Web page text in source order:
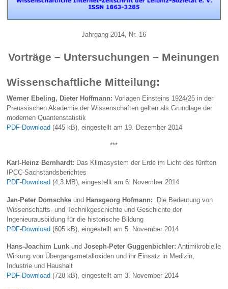
Jahrgang 2014, Nr. 16
Vorträge – Untersuchungen – Meinungen
Wissenschaftliche Mitteilung:
Werner Ebeling, Dieter Hoffmann: Vorlagen Einsteins 1924/25 in der
Preussischen Akademie der Wissenschaften gelten als Grundlage der
modernen Quantenstatistik
PDF-Download (445 kB), eingestellt am 19. Dezember 2014
***
Karl-Heinz Bernhardt: Das Klimasystem der Erde im Licht des fünften
IPCC-Sachstandsberichtes
PDF-Download(4,3 MB), eingestellt am 6. November 2014
Jan-Peter Domschke und Hansgeorg Hofmann: Die Bedeutung von
Wissenschafts- und Technikgeschichte und Geschichte der
Ingenieurausbildung für die historische Bildung
PDF-Download (605 kB), eingestellt am 5. November 2014
Hans-Joachim Lunkund Joseph-Peter Guggenbichler: Antimikrobielle
Wirkung von Übergangsmetalloxiden und ihr Einsatz in Medizin,
Industrie und Haushalt
PDF-Download (728 kB), eingestellt am 3. November 2014